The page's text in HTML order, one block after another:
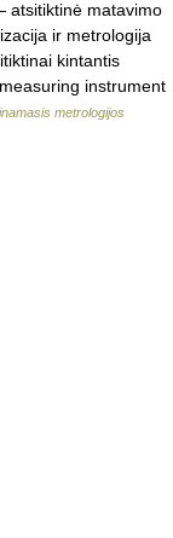
atsitiktinė matavimo
ir metrologija
kintantis
instrument
metrologijos